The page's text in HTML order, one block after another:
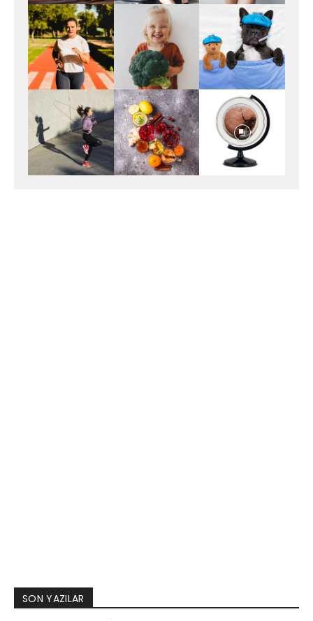
SON YAZILAR